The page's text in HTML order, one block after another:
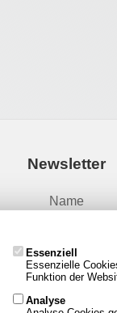
Newsletter
Name
Email
Essenziell
Essenzielle
Funktion der
Analyse